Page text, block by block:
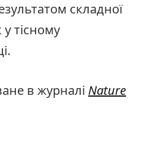
складної
у тісному
в журналі Nature